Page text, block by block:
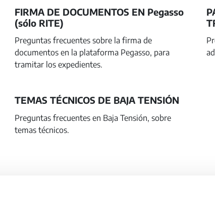
FIRMA DE DOCUMENTOS EN Pegasso
(sólo RITE)
Preguntas frecuentes sobre la firma de
documentos en la plataforma Pegasso, para
tramitar los expedientes.
TEMAS TÉCNICOS DE BAJA TENSIÓN
Preguntas frecuentes en Baja Tensión, sobre
temas técnicos.